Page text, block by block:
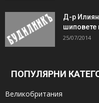
Д-р Илиян
шиповете
25/07/2014
ПОПУЛЯРНИ
Великобритания